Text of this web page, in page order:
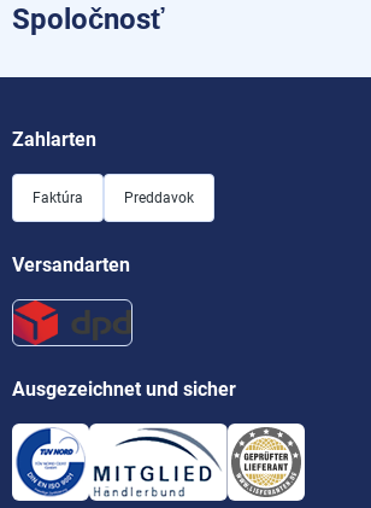
Spoločnosť
Zahlarten
Faktúra Preddavok
Versandarten
Ausgezeichnet und sicher